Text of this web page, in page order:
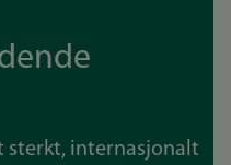
sterkt, internasjonalt